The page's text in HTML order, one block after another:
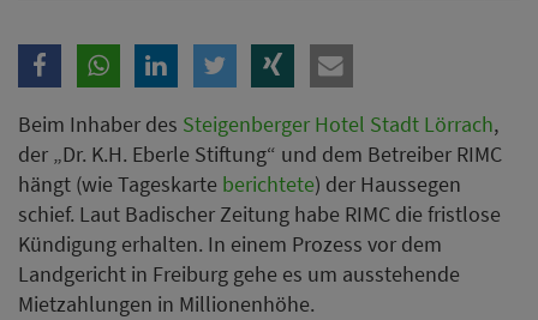
Beim Inhaber des Steigenberger Hotel Stadt Lörrach,
der „Dr. K.H. Eberle Stiftung“ und dem Betreiber RIMC
hängt (wie Tageskarte berichtete) der Haussegen
schief. Laut Badischer Zeitung habe RIMC die fristlose
Kündigung erhalten. In einem Prozess vor dem
Landgericht in Freiburg gehe es um ausstehende
Mietzahlungen in Millionenhöhe.